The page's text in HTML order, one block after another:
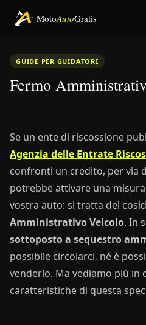
MotoAutoGratis
GUIDE PER GUIDATORI
Fermo
Se un ente di riscossione
Agenzia delle Entrate
confronti un credito, per via
potrebbe attivare una
vostra auto: si tratta del
Amministrativo Veicolo. In
sottoposto a sequestro
possibile circolarci, né è
venderlo. Ma vediamo più in
caratteristiche di questa